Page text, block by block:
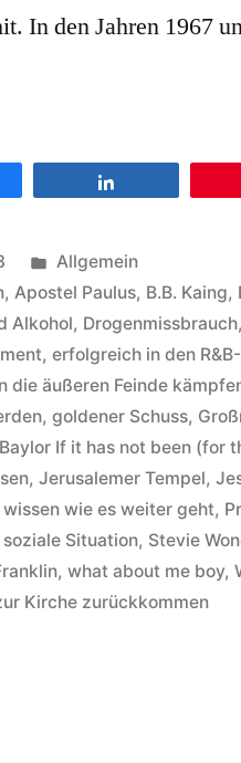
In den Jahren 1967
Veröffentlicht
unter
Allgemein
,Apostel Paulus, B.B. Kaing,
Alkohol, Drogenmissbrauch,
,erfolgreich in den
die äußeren Feinde
,goldener Schuss,
If it has not been (for
,Jerusalemer Tempel,
wie es weiter geht,
soziale Situation, Stevie
,what about me boy,
Kirche zurückkommen